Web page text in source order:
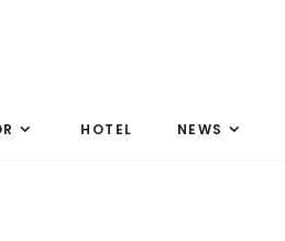
HOTEL NEWS